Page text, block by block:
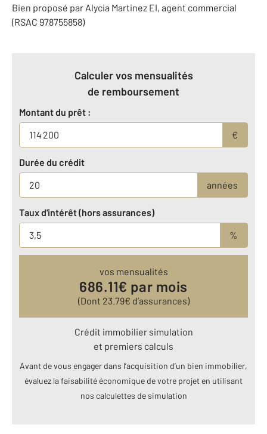
Bien proposé par Alycia Martinez EI, agent commercial
(RSAC 978755858)
Calculer vos mensualités
de remboursement
Montant du prêt :
€
Durée du crédit
années
Taux d'intérêt (hors assurances)
%
vos mensualités
686.11€ par mois
(Dont 23.79€ d’assurances)
Crédit immobilier simulation
et premiers calculs
Avant de vous engager dans l’acquisition d’un bien immobilier,
évaluez la faisabilité économique de votre projet en utilisant
nos calculettes de simulation